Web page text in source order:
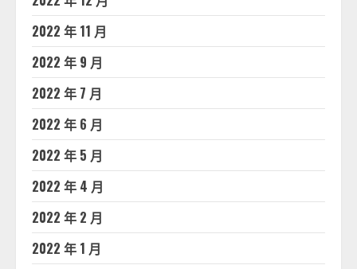
2022 年 11 月
2022 年 9 月
2022 年 7 月
2022 年 6 月
2022 年 5 月
2022 年 4 月
2022 年 2 月
2022 年 1 月